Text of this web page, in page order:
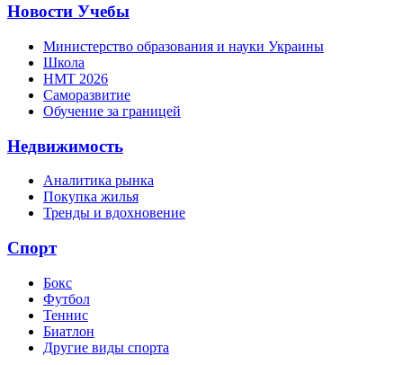
Новости Учебы
Министерство образования и науки Украины
Школа
НМТ 2026
Саморазвитие
Обучение за границей
Недвижимость
Аналитика рынка
Покупка жилья
Тренды и вдохновение
Спорт
Бокс
Футбол
Теннис
Биатлон
Другие виды спорта